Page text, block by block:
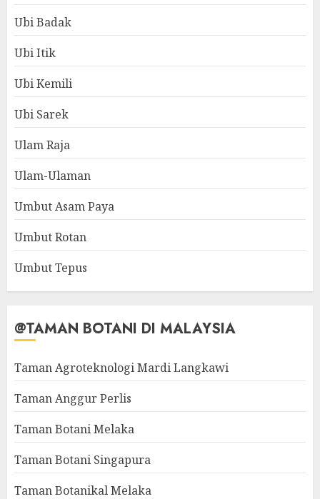
Ubi Badak
Ubi Itik
Ubi Kemili
Ubi Sarek
Ulam Raja
Ulam-Ulaman
Umbut Asam Paya
Umbut Rotan
Umbut Tepus
@TAMAN BOTANI DI MALAYSIA
Taman Agroteknologi Mardi Langkawi
Taman Anggur Perlis
Taman Botani Melaka
Taman Botani Singapura
Taman Botanikal Melaka